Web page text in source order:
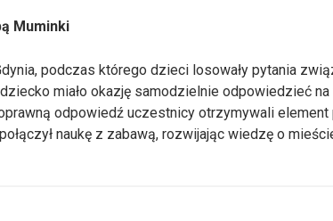
Muminki
podczas którego dzieci losowały pytania
miało okazję samodzielnie odpowiedzieć
odpowiedź uczestnicy otrzymywali element
naukę z zabawą, rozwijając wiedzę o